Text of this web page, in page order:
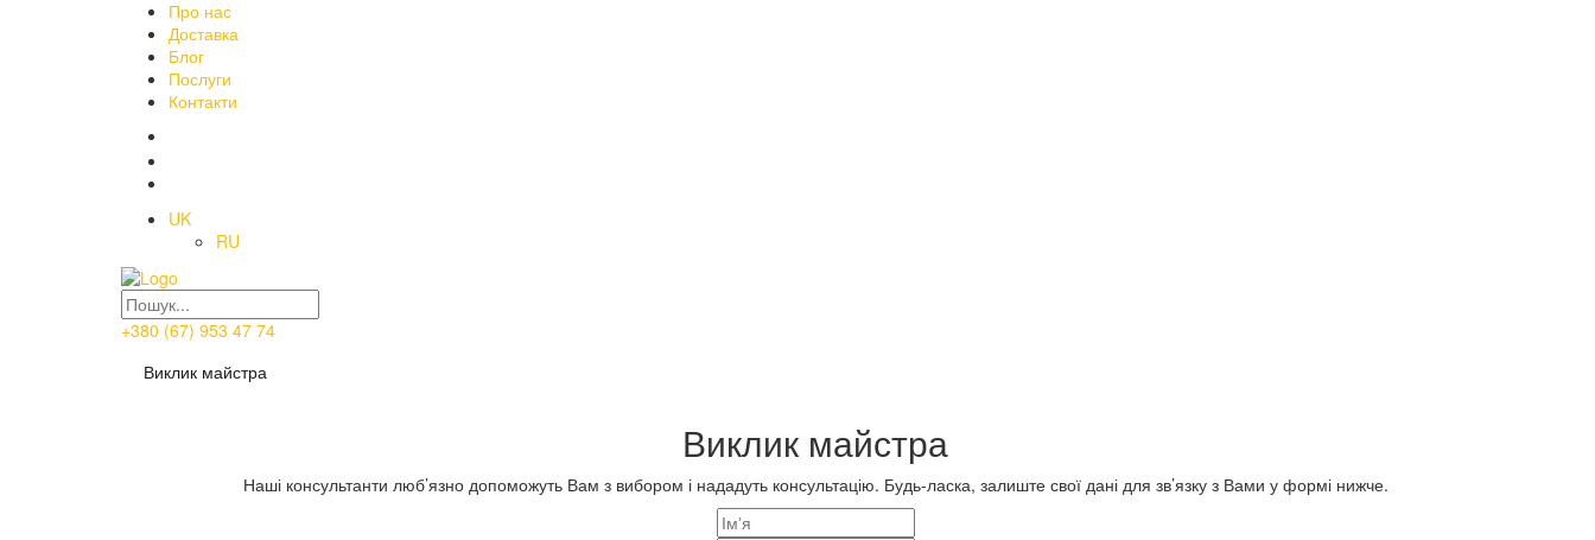
Про нас
Доставка
Блог
Послуги
Контакти
UK
RU
+380 (67) 953 47 74
Виклик майстра
Виклик майстра
Наші консультанти люб’язно допоможуть Вам з вибором і нададуть консультацію. Будь-ласка, залиште свої дані для зв’язку з Вами у формі нижче.